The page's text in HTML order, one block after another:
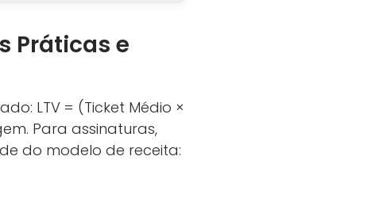
Práticas e
LTV = (Ticket Médio ×
Para assinaturas,
do modelo de receita: